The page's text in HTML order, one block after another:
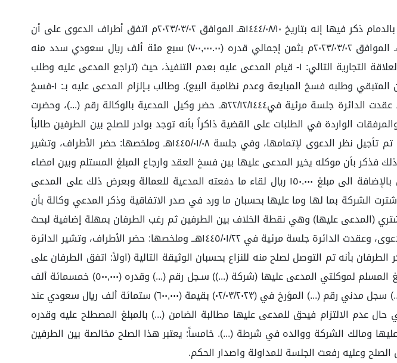
تتلخص وقائع هذه الدعوى في أنه تقدم وكيل المدعية بلائحة دعوى إلى المحكمة التجارية بالدمام ذكر فيها إنه بتاريخ ١٤٤٤/٠٨/١٠هـ الموافق ٢٠٢٣/٠٣/٠٢م اتفق أطراف الدعوى على أن
يبيع المدعي للمدعى عليه شركة (...) سجل تجاري رقم (...) وتاريخ ابتداء التعامل ١٤٤٤/٠٨/١٠هـ الموافق ٢٠٢٣/٠٣/٠٢م بثمن إجمالي قدره (٧٠٠,٠٠٠.٠٠) سبع مئة ألف ريال سعودي سدد منه
(٥٠٠,٠٠٠.٠٠) خمس مئة ألف ريال سعودي، ولم يستلم المدعى عليه المبيع، ونشأ بسبب هذه العلاقة التجارية التالي: ١- قيام المدعى عليه بعدم التنفيذ، حيث (تراجع المدعى عليه وطلب
فسخ العقد وانهاء المبايعة). ٢- تسليم استناداً على (مماطلة المدعى عليه في تسليم الثمن المتبقي وطلبه فسخ المبايعة وعدم نظامية البيع). وطالب بـإلزام المدعى عليه بـ: ١-فسخ
العقد المبرم والمشار إليه أعلاه، بسبب (عدم التنفيذ). ٢-رد المستلم من المعقود عليه، وقد عقدت الدائرة جلسة مرئية في٢٢/١٢/١٤٤٤هـ حضر وكيل المدعية بالوكالة رقم (...)، وحضرت
الواردة في الطلبات على القضية ذاكراً بأنه توجد بوادر للصلح بين الطرفين طالباً
مهلة لإتمام ذلك، وبعرض ذلك على المدعى عليها وكالة قررت صحة وجود بوادر الصلح عليه تم تأجيل نظر الدعوى لإتمامها، وفي جلسة ١٤٤٥/٠١/٠٨هـ وملخصها: حضر الأطراف، وتشير
فذكر بأن موكله يخير المدعى عليها بين فسخ العقد وارجاع المبلغ المستلم وبين امضاء
العقد والالتزام بشروطه وقيام المدعى عليها بتسليم المتبقي من المبلغ وقدره ٢٠٠.٠٠٠ ريال بالإضافة الى مبلغ ١٥٠.٠٠٠ ريال لقاء ما دفعته المدعية للعمالة وبعرض ذلك على المدعى
منكرةً استحقاق المدعية لمبلغ ١٥٠.٠٠٠ ريال كون المدعية اشترت الشركة بما لها وما عليها بحسبان ما ورد في صدر الاتفاقية وذكر المدعي وكالة بأن
(المدعى عليها) وهي نقطة الخلاف بين الطرفين ثم رغب الطرفان بمهلة إضافية لبحث
مساعي الصلح فأمهلتهم الدائرة لذلك، ورّغبتهم بالصلح وحثتهم عليه وعليه تم تأجيل نظر الدعوى، وعقدت الدائرة جلسة مرئية في ١٤٤٥/٠١/٢٢هــ وملخصها: حضر الأطراف، وتشير الدائرة
بأنه تم التوصل لصلح منه للنزاع بحسبان الوثيقة التالية (اولاً: اتفق الطرفان على
فسخ العقد ودياً اعتباراً من تاريخه. ثانياً: تلتزم المدعية (شركة (...))، سـجل رقم (...) بدفع المبلغ المسلم لموكلتي المدعى عليها (شركة (...)) سـجل رقم (...) وقدره (٥٠٠,٠٠٠) خمسمائة ألف
ريال سعودي قبل تاريخ (٢٥/٠٥/١٤٤٥). ثالثاً: تلتزم المدعى عليها برد السند لأمر الموقع باسم (...) سجل مدني رقم (...) المؤرخ في (٠٢/٠٣/٢٠٢٣) بقيمة (٦٠٠,٠٠٠) ستمائة ألف ريال سعودي عند
بالتاريخ المحدد وفي حال عدم الالتزام فيحق للمدعى عليها مطالبة الضامن (...) بالمبلغ المصطلح عليه وقدره
عليها ومالك الشركة ووالده في شرطة (...). خامساً: يعتبر هذا الصلح مخالصة بين الطرفين
الصلح وعليه رفعت الجلسة للمداولة واصدار الحكم.